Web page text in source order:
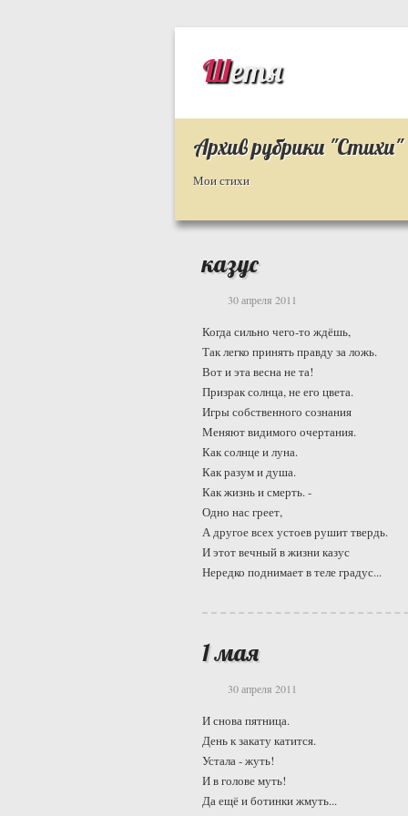
Шетя
Архив рубрики "Стихи"
Мои стихи
казус
30 апреля 2011
Когда сильно чего-то ждёшь,
Так легко принять правду за ложь.
Вот и эта весна не та!
Призрак солнца, не его цвета.
Игры собственного сознания
Меняют видимого очертания.
Как солнце и луна.
Как разум и душа.
Как жизнь и смерть. -
Одно нас греет,
А другое всех устоев рушит твердь.
И этот вечный в жизни казус
Нередко поднимает в теле градус...
1 мая
30 апреля 2011
И снова пятница.
День к закату катится.
Устала - жуть!
И в голове муть!
Да ещё и ботинки жмуть...